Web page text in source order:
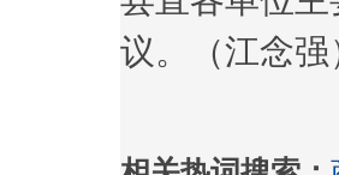
议。（江念强